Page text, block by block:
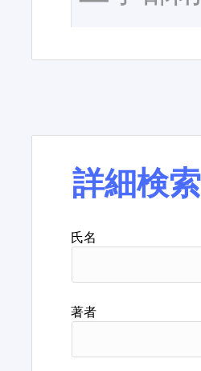
詳細検索
氏名
著者